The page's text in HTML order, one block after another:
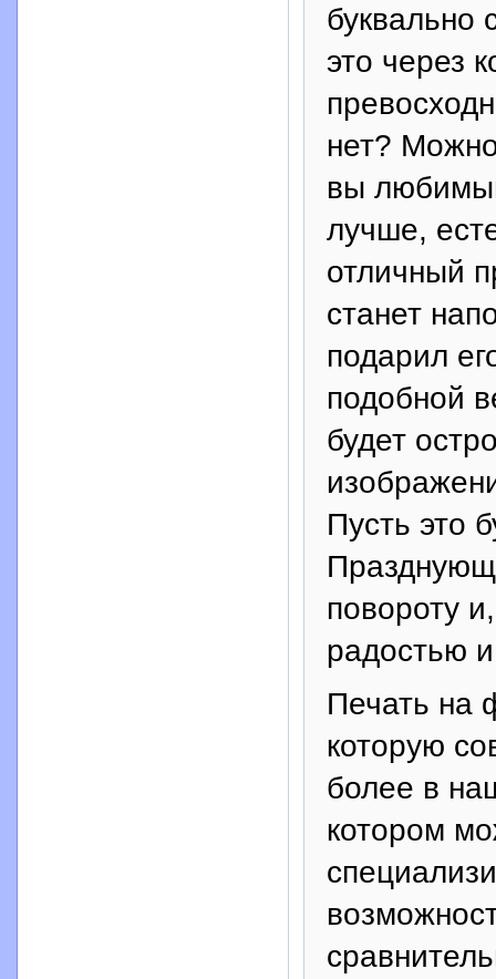
буквально
это через
нет?
вы
лучше,
отличный
станет
подарил
подобной
будет
Пусть это
повороту
радостью
Печать на
которую
более в
котором